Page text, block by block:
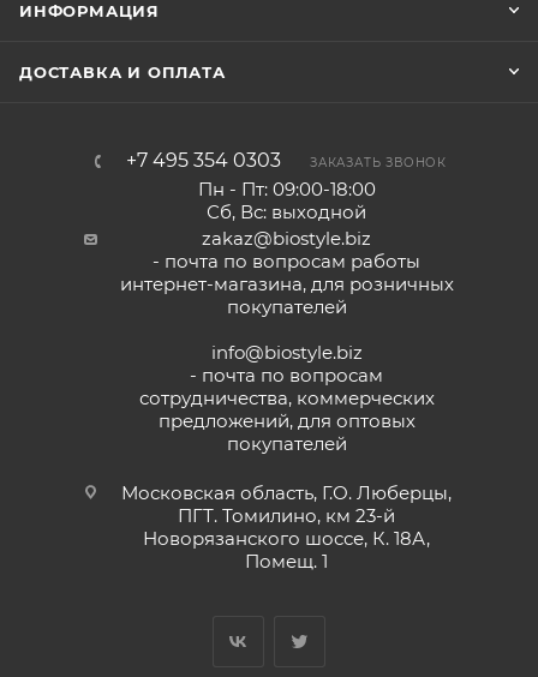
ИНФОРМАЦИЯ
ДОСТАВКА И ОПЛАТА
+7 495 354 0303 ЗАКАЗАТЬ ЗВОНОК
Пн - Пт: 09:00-18:00
Сб, Вс: выходной
zakaz@biostyle.biz
- почта по вопросам работы
интернет-магазина, для розничных
покупателей
info@biostyle.biz
- почта по вопросам
сотрудничества, коммерческих
предложений, для оптовых
покупателей
Московская область, Г.О. Люберцы,
ПГТ. Томилино, км 23-й
Новорязанского шоссе, К. 18А,
Помещ. 1